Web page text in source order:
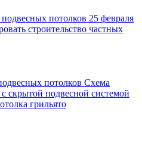
потолков 25 февраля
строительство частных
потолков Схема
скрытой подвесной системой
грильято